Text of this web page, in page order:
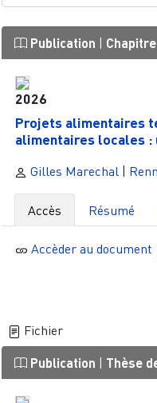
Publication |
2026
Projets alimentaires
alimentaires locales :
Gilles Marechal |
Accès Résumé
Accèder au document
Fichier
Publication | Thèse